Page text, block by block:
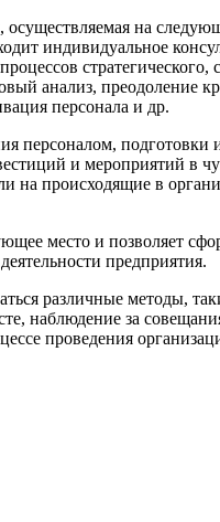
на
индивидуальное
анализ, преодоление
персонала и др.
персоналом,
и мероприятий в
происходящие в
место и позволяет
предприятия.
различные методы,
наблюдение за
проведения